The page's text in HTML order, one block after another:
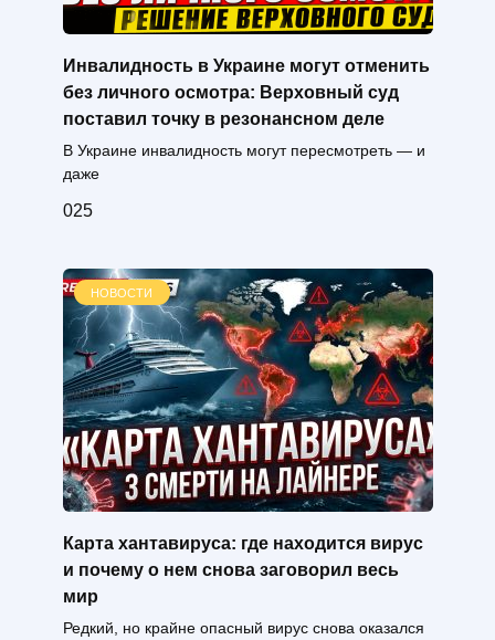
Инвалидность в Украине могут отменить
без личного осмотра: Верховный суд
поставил точку в резонансном деле
В Украине инвалидность могут пересмотреть — и
даже
025
НОВОСТИ
Карта хантавируса: где находится вирус
и почему о нем снова заговорил весь
мир
Редкий, но крайне опасный вирус снова оказался